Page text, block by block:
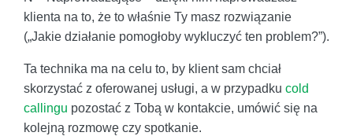
klienta na to, że to właśnie Ty masz rozwiązanie
(„Jakie działanie pomogłoby wykluczyć ten problem?”).
Ta technika ma na celu to, by klient sam chciał
skorzystać z oferowanej usługi, a w przypadku cold
callingu pozostać z Tobą w kontakcie, umówić się na
kolejną rozmowę czy spotkanie.